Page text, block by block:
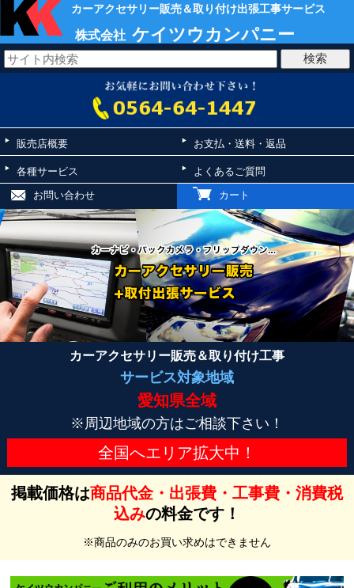
カーアクセサリー販売＆取り付け出張工事サービス
株式会社 ケイツウカンパニー
販売店概要 お支払・送料・返品
各種サービス
よくあるご質問
お問い合わせ
カート
カーアクセサリー販売＆取り付け工事
サービス対象地域
愛知県全域
※周辺地域の方はご相談下さい！
全国へエリア拡大中！
掲載価格は商品代金・出張費・工事費・消費税
込みの料金です！
※商品のみのお買い求めはできません